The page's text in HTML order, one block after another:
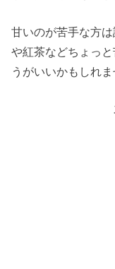
甘いのが苦手な方
や紅茶などちょっ
うがいいかもしれま